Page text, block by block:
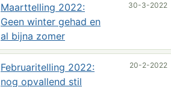
Maarttelling 2022:
Geen winter gehad en
al bijna zomer
30-3-2022
Februaritelling 2022:
nog opvallend stil
20-2-2022